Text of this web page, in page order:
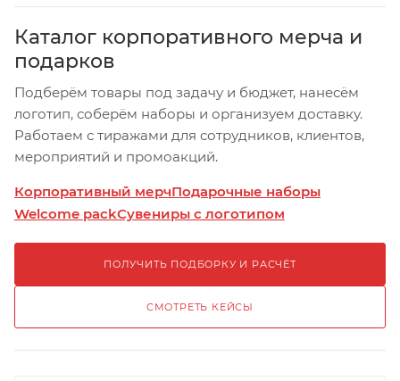
Каталог корпоративного мерча и
подарков
Подберём товары под задачу и бюджет, нанесём
логотип, соберём наборы и организуем доставку.
Работаем с тиражами для сотрудников, клиентов,
мероприятий и промоакций.
Корпоративный мерчПодарочные наборы
Welcome packСувениры с логотипом
ПОЛУЧИТЬ ПОДБОРКУ И РАСЧЁТ
СМОТРЕТЬ КЕЙСЫ